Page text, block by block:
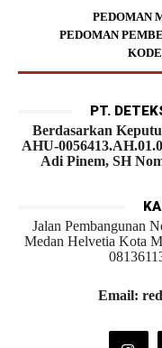
PEDOMAN
PEDOMAN
PT.
Berdasarkan
AHU-
Adi Pinem, SH
Jalan Pembangunan
Medan Helvetia Kota
Email: